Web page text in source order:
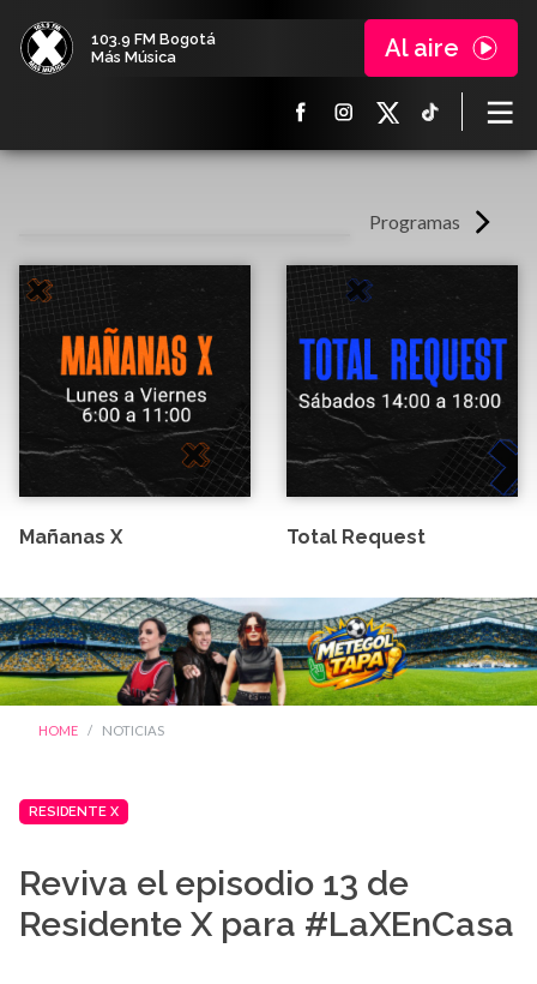
103.9 FM Bogotá
Más Música
Al aire
Programas
Mañanas X Total Request
HOME NOTICIAS
RESIDENTE X
Reviva el episodio 13 de
Residente X para #LaXEnCasa